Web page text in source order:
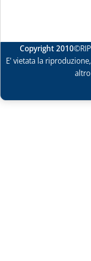
Copyright 2010
E' vietata la